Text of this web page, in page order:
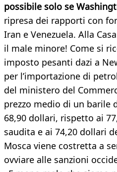
possibile solo se
ripresa dei rapporti con
Iran e Venezuela. Alla
il male minore! Come si
imposto pesanti dazi a
per l’importazione di
del ministero del
prezzo medio di un barile
68,90 dollari, rispetto ai
saudita e ai 74,20 dollari
Mosca viene costretta a
ovviare alle sanzioni